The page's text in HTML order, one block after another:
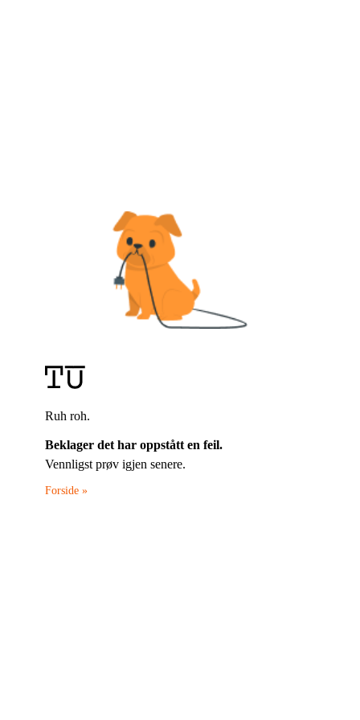
Ruh roh.
Beklager det har oppstått en feil.
Vennligst prøv igjen senere.
Forside »